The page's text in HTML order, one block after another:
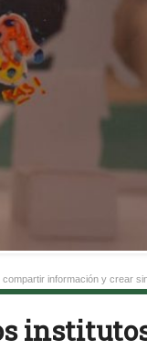
compartir información y crear